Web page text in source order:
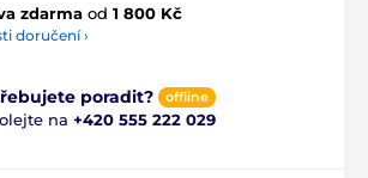
zdarma od 1 800 Kč
doručení ›
poradit? offline
na +420 555 222 029